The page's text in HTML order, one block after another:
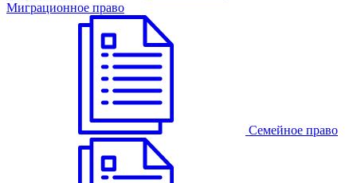
Миграционное право
Семейное право